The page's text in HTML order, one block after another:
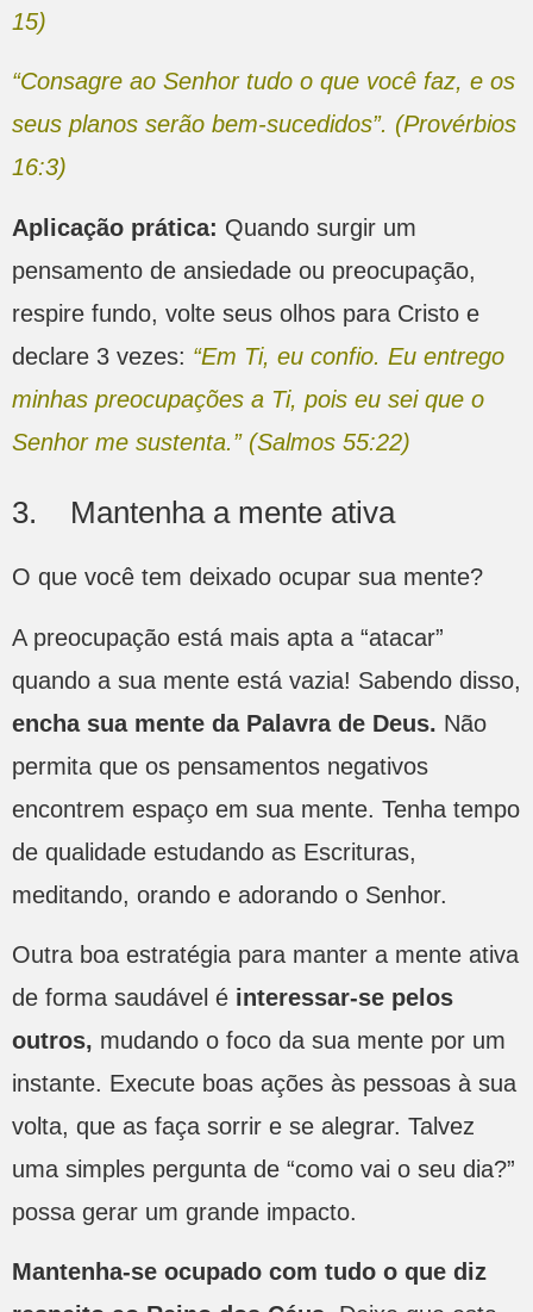
15)
“Consagre ao Senhor tudo o que você faz, e os
seus planos serão bem-sucedidos”. (Provérbios
16:3)
Aplicação prática: Quando surgir um
pensamento de ansiedade ou preocupação,
respire fundo, volte seus olhos para Cristo e
declare 3 vezes: “Em Ti, eu confio. Eu entrego
minhas preocupações a Ti, pois eu sei que o
Senhor me sustenta.” (Salmos 55:22)
3. Mantenha a mente ativa
O que você tem deixado ocupar sua mente?
A preocupação está mais apta a “atacar”
quando a sua mente está vazia! Sabendo disso,
encha sua mente da Palavra de Deus. Não
permita que os pensamentos negativos
encontrem espaço em sua mente. Tenha tempo
de qualidade estudando as Escrituras,
meditando, orando e adorando o Senhor.
Outra boa estratégia para manter a mente ativa
de forma saudável é interessar-se pelos
outros, mudando o foco da sua mente por um
instante. Execute boas ações às pessoas à sua
volta, que as faça sorrir e se alegrar. Talvez
uma simples pergunta de “como vai o seu dia?”
possa gerar um grande impacto.
Mantenha-se ocupado com tudo o que diz